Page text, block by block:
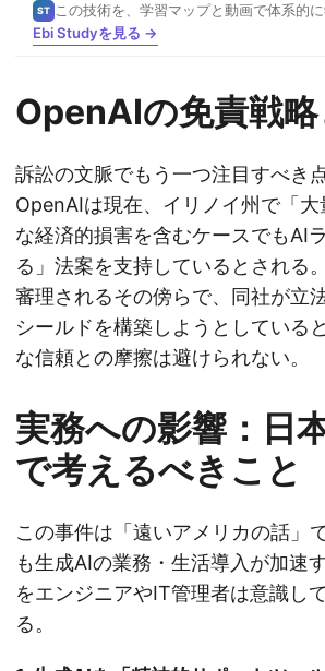
ST この技術を、学習マップと動画で体系的
Ebi Studyを見る →
OpenAIの免責戦
訴訟の文脈でもう一つ注目すべき
OpenAIは現在、イリノイ州で「
な経済的損害を含むケースでもAI
る」法案を支持しているとされる
審理されるその傍らで、同社が立
シールドを構築しようとしている
な信頼との摩擦は避けられない。
実務への影響：日
で考えるべきこと
この事件は「遠いアメリカの話」
も生成AIの業務・生活導入が加速
をエンジニアやIT管理者は意識し
る。